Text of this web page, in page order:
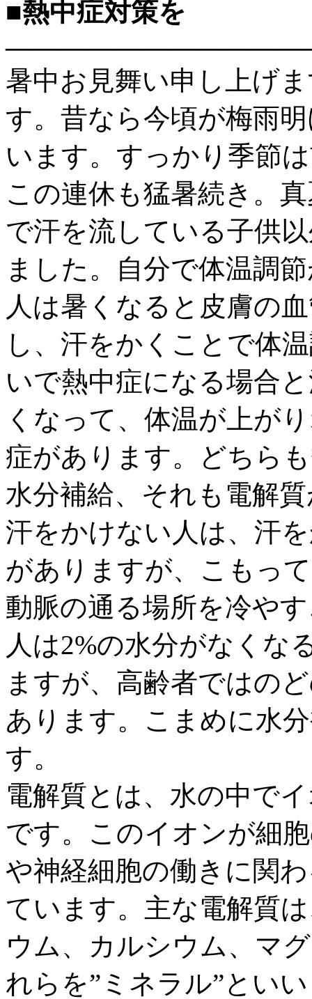
■熱中症対策を
暑中お見舞い申し上げ
す。昔なら今頃が梅雨
います。すっかり季節
この連休も猛暑続き。
で汗を流している子供
ました。自分で体温調
人は暑くなると皮膚の
し、汗をかくことで体
いで熱中症になる場合
くなって、体温が上が
症があります。どちら
水分補給、それも電解
汗をかけない人は、汗
がありますが、こもっ
動脈の通る場所を冷や
人は2%の水分がなくな
ますが、高齢者ではの
あります。こまめに水
す。
電解質とは、水の中で
です。このイオンが細
や神経細胞の働きに関
ています。主な電解質
ウム、カルシウム、マ
れらを”ミネラル”とい